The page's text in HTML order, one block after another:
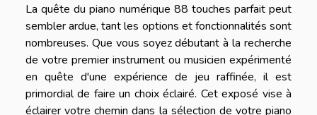
La quête du piano numérique 88 touches parfait peut
sembler ardue, tant les options et fonctionnalités sont
nombreuses. Que vous soyez débutant à la recherche
de votre premier instrument ou musicien expérimenté
en quête d'une expérience de jeu raffinée, il est
primordial de faire un choix éclairé. Cet exposé vise à
éclairer votre chemin dans la sélection de votre piano